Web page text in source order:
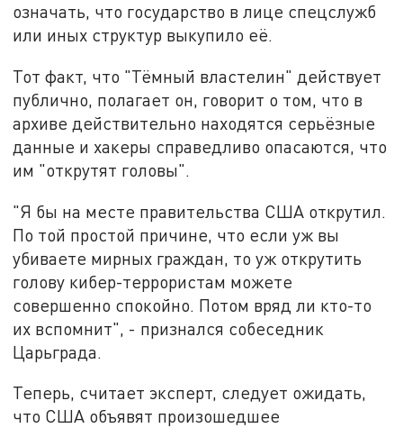
означать, что государство в лице спецслужб
или иных структур выкупило её.
Тот факт, что "Тёмный властелин" действует
публично, полагает он, говорит о том, что в
архиве действительно находятся серьёзные
данные и хакеры справедливо опасаются, что
им "открутят головы".
"Я бы на месте правительства США открутил.
По той простой причине, что если уж вы
убиваете мирных граждан, то уж открутить
голову кибер-террористам можете
совершенно спокойно. Потом вряд ли кто-то
их вспомнит", - признался собеседник
Царьграда.
Теперь, считает эксперт, следует ожидать,
что США объявят произошедшее